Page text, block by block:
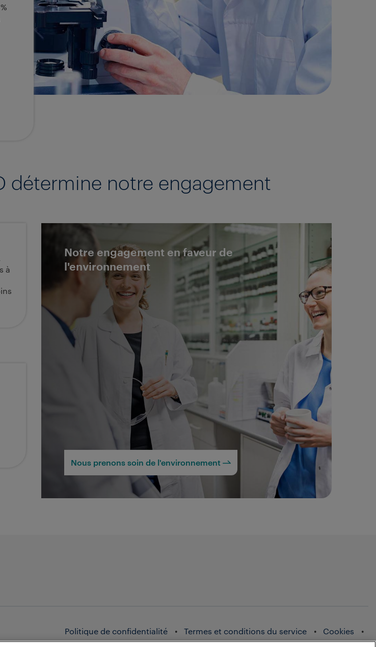
détermine notre engagement
à
Notre engagement en faveur de
l'environnement
Nous prenons soin de l'environnement
Politique de confidentialité Termes et conditions du service Cookies